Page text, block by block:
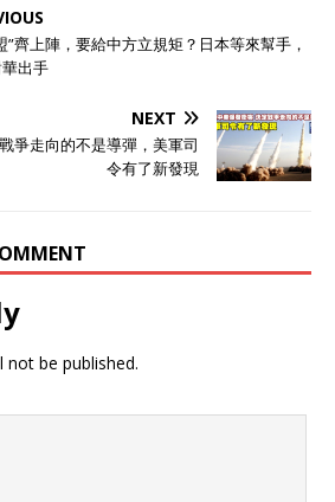
”齊上陣，要給中方立規矩？日本等來幫手，
出手
NEXT
爭走向的不是導彈，美軍司
令有了新發現
not be published.